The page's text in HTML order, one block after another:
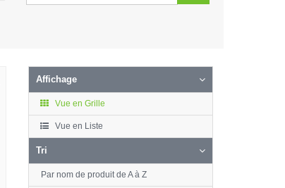
Affichage
Vue en Grille
Vue en Liste
Tri
Par nom de produit de A à Z